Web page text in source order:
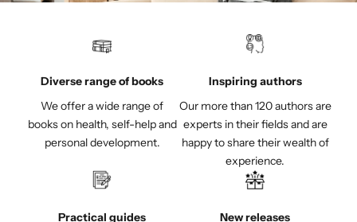
Diverse range of books
We offer a wide range of
books on health, self-help and
personal development.
Inspiring authors
Our more than 120 authors are
experts in their fields and are
happy to share their wealth of
experience.
Practical guides
New releases